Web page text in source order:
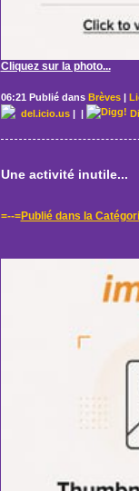
Cliquez sur la photo...
06:21 Publié dans Brèves|
del.icio.us| |
Une activité inutile...
=--=Publié dans la